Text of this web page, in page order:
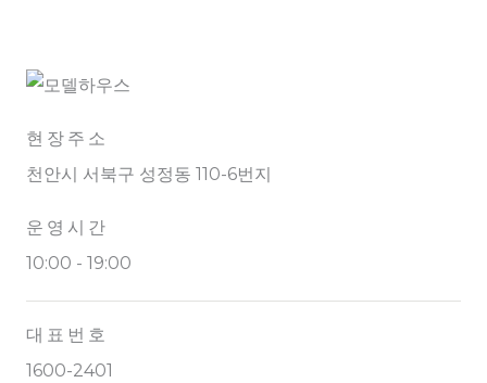
현장주소
천안시 서북구 성정동 110-6번지
운영시간
10:00 - 19:00
대표번호
1600-2401